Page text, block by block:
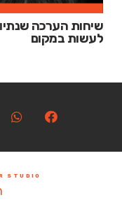
שיחות הערכה
לעשות במקום
STUDIO